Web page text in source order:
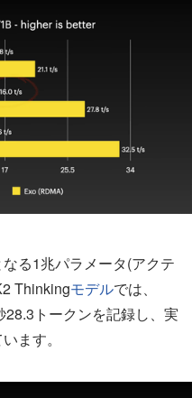
る1兆パラメータ(アクテ
Thinkingモデルでは、
トークンを記録し、実
ます。